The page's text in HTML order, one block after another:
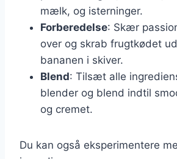
mælk, og isterninger.
Forberedelse: Skær
over og skrab frugtkødet
bananen i skiver.
Blend: Tilsæt alle
blender og blend indtil
og cremet.
Du kan også eksperimentere